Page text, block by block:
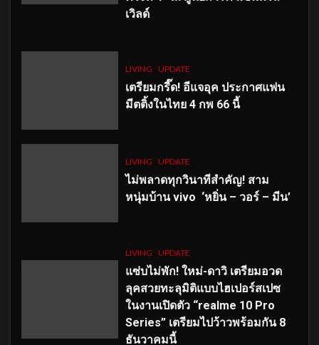
เวิลด์
LIVING UPDATE
เตรียมกรี๊ด! อีแจอุค ประกาศแฟน
มีตติ้งในไทย 4 กพ 66 นี้
LIVING UPDATE
ไม่พลาดทุกวินาทีสำคัญ! สาม
หนุ่มบ้าน vivo ‘หยิ่น – วอร์ – มีน’
LIVING UPDATE
แซ่บไม่พัก! ใหม่-ดาวิ เตรียมอวด
ลุคสวยทะลุมิติแบบไฮเปอร์สเปซ
ในงานเปิดตัว “realme 10 Pro
Series” เตรียมไปว้าวพร้อมกัน 8
ธันวาคมนี้